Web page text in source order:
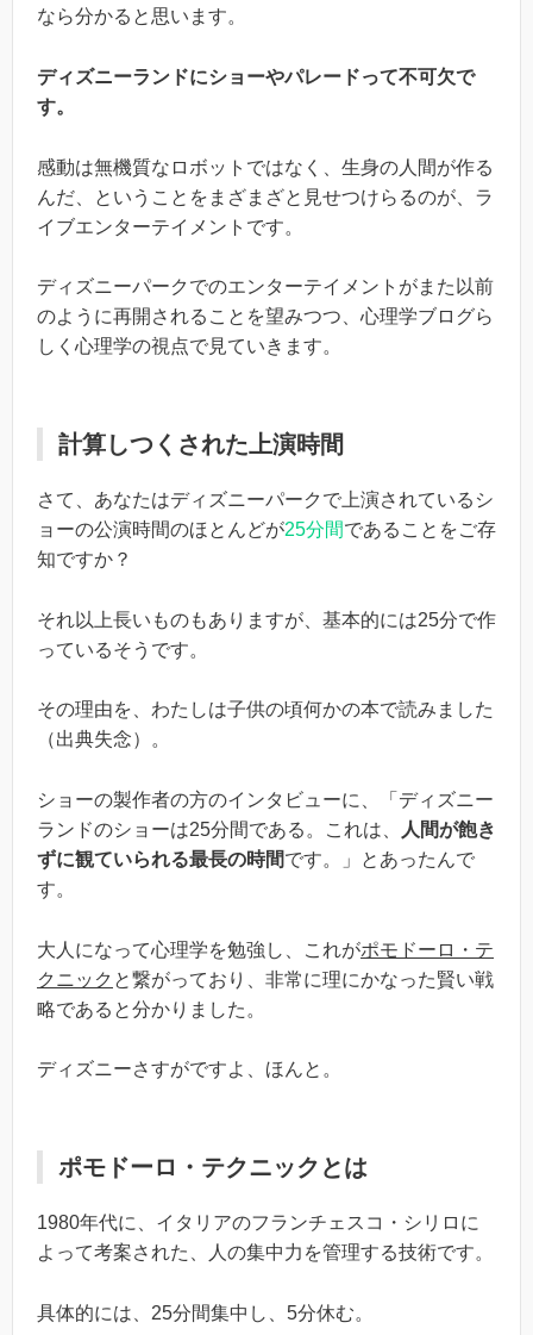
なら分かると思います。
ディズニーランドにショーやパレードって不可欠で
す。
感動は無機質なロボットではなく、生身の人間が作る
んだ、ということをまざまざと見せつけらるのが、ラ
イブエンターテイメントです。
ディズニーパークでのエンターテイメントがまた以前
のように再開されることを望みつつ、心理学ブログら
しく心理学の視点で見ていきます。
計算しつくされた上演時間
さて、あなたはディズニーパークで上演されているシ
ョーの公演時間のほとんどが25分間であることをご存
知ですか？
それ以上長いものもありますが、基本的には25分で作
っているそうです。
その理由を、わたしは子供の頃何かの本で読みました
（出典失念）。
ショーの製作者の方のインタビューに、「ディズニー
ランドのショーは25分間である。これは、
人間が飽き
ずに観ていられる最長の時間です。」とあったんで
す。
大人になって心理学を勉強し、これがポモドーロ・テ
クニック と繋がっており、非常に理にかなった賢い戦
略であると分かりました。
ディズニーさすがですよ、ほんと。
ポモドーロ・テクニックとは
1980年代に、イタリアのフランチェスコ・シリロに
よって考案された、人の集中力を管理する技術です。
具体的には、25分間集中し、5分休む。